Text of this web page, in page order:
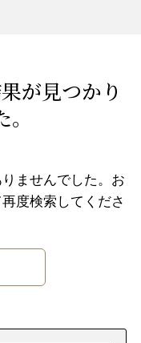
岐阜県
が⾒つかり
ませんでした。 お
度検索してくださ